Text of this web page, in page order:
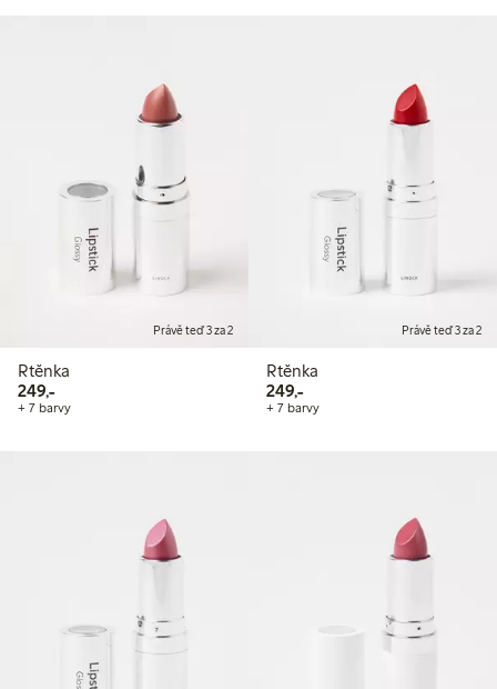
Právě teď 3 za 2
Rtěnka
249,-249,00 Kč
+ 7 barvy
Právě teď 3 za 2
Rtěnka
249,-249,00 Kč
+ 7 barvy